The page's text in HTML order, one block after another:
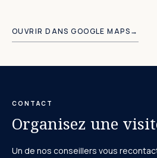
+
OUVRIR DANS GOOGLE MAPS→
CONTACT
Organisez une
Un de nos conseillers vous